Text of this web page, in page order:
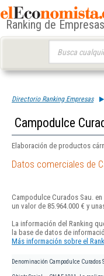
Ranking de Empresas
Directorio Ranking Empresas
Campodulce
Elaboración de productos
Datos comerciales de
Campodulce Curados Sau.
un valor de 85.964.000 € y
La información del Ranking
la base de datos de
Más información sobre el
Denominación Campodulce Curados